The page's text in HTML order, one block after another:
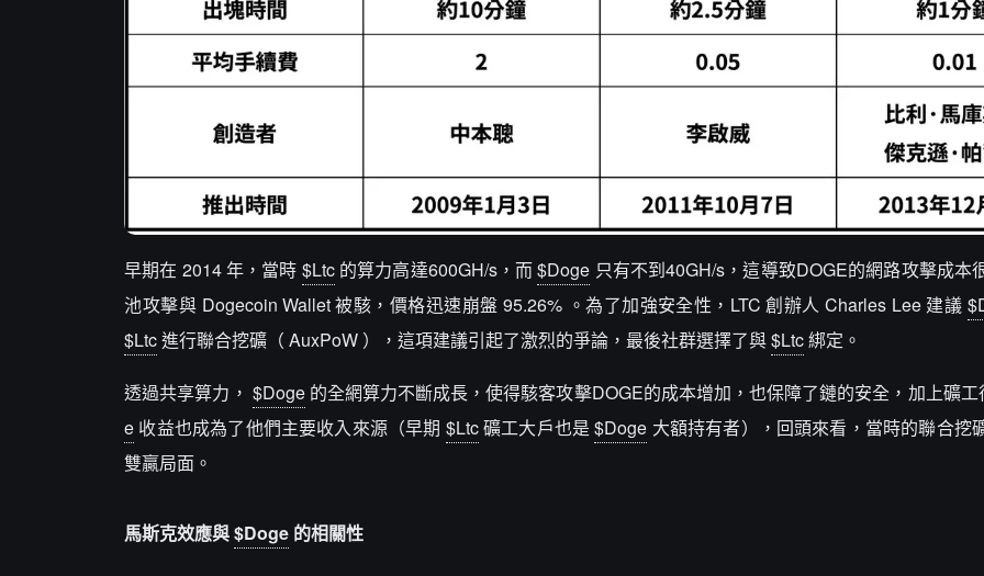
早期在 2014 年，當時 $Ltc的算力高達600GH/s，而$Doge 只有不到40GH/s，這導致DOGE的網路攻擊成本
池攻擊與 Dogecoin Wallet 被駭，價格迅速崩盤 95.26% 。為了加強安全性，LTC 創辦人 Charles Lee 建議
$Ltc進行聯合挖礦（ AuxPoW ），這項建議引起了激烈的爭論，最後社群選擇了與$Ltc綁定。
透過共享算力， $Doge的全網算力不斷成長，使得駭客攻擊DOGE的成本增加，也保障了鏈的安全，加上礦工
e 收益也成為了他們主要收入來源（早期 $Ltc礦工大戶也是$Doge 大額持有者），回頭來看，當時的聯合挖
雙贏局面。
馬斯克效應與$Doge 的相關性